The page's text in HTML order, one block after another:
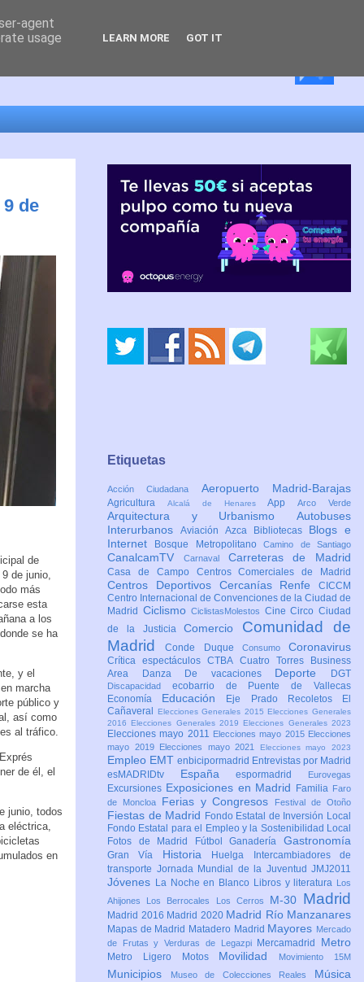
de
de
de junio,
más
esta
a los
se ha
y el
marcha
público y
así como
al tráfico.
de él, el
junio, todos
eléctrica,
en
Etiquetas
Acción Ciudadana Aeropuerto Madrid-Barajas
Agricultura Alcalá de HenaresAppArco Verde
Arquitectura y Urbanismo Autobuses
Interurbanos Aviación Azca Bibliotecas Blogs e
Internet
Bosque MetropolitanoCamino de Santiago
CanalcamTV Carnaval Carreteras de Madrid
Casa de Campo Centros Comerciales de Madrid
Centros Deportivos Cercanías Renfe CICCM
Centro Internacional de Convenciones de la Ciudad de
Madrid CiclismoCiclistasMolestos CineCircoCiudad
de la JusticiaComercio Comunidad de
MadridConde Duque Consumo Coronavirus
Crítica espectáculosCTBA Cuatro Torres Business
Area
Danza De vacaciones Deporte DGT
Discapacidad ecobarrio de Puente de Vallecas
Economía Educación Eje Prado Recoletos
El
Cañaveral
Elecciones Generales 2015 Elecciones Generales
2016 Elecciones Generales 2019 Elecciones Generales 2023
Elecciones mayo 2011 Elecciones mayo 2015 Elecciones
mayo 2019
Elecciones mayo 2021 Elecciones mayo 2023
Empleo EMT enbicipormadrid Entrevistas por Madrid
esMADRIDtv Españaespormadrid Eurovegas
Excursiones Exposiciones en Madrid Familia Faro
de Moncloa
Ferias y Congresos Festival de Otoño
Fiestas de Madrid Fondo Estatal de Inversión Local
Fondo Estatal para el Empleo y la Sostenibilidad Local
Fotos de Madrid
FútbolGanaderíaGastronomía
Gran Vía Historia Huelga
Intercambiadores de
transporte Jornada Mundial de la Juventud JMJ2011
Jóvenes La Noche en Blanco Libros y literatura
Los
Ahijones
Los Berrocales Los Cerros M-30 Madrid
Madrid 2016 Madrid 2020 Madrid Río Manzanares
Mapas de Madrid Matadero Madrid Mayores Mercado
de Frutas y Verduras de Legazpi
Mercamadrid Metro
Metro Ligero Motos Movilidad Movimiento 15M
Municipios Museo de Colecciones Reales Música
agent
usage
LEARN MORE GOT IT